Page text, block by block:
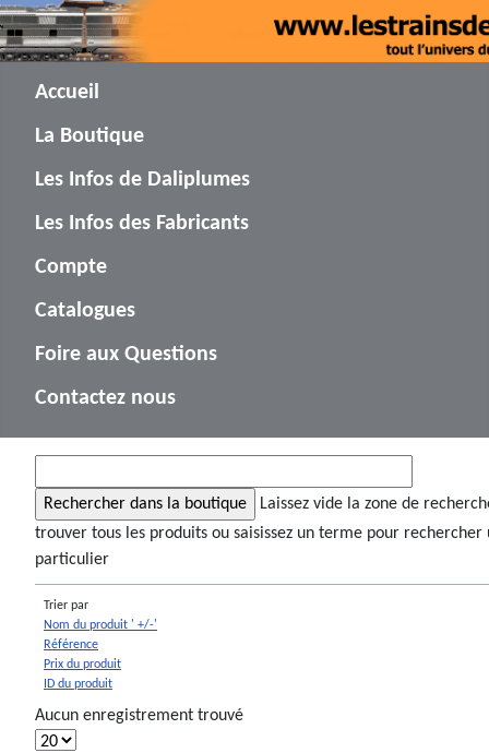
Accueil
La Boutique
Les Infos de Daliplumes
Les Infos des Fabricants
Compte
Catalogues
Foire aux Questions
Contactez nous
Laissez vide la zone de
trouver tous les produits ou saisissez un terme pour rechercher
particulier
Trier par
Nom du produit ' +/-'
Référence
Prix du produit
ID du produit
Aucun enregistrement trouvé